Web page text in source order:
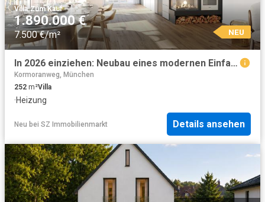
Villa·Zum Kauf
1.890.000 €
7.500 €/m² NEU
In 2026 einziehen: Neubau eines modernen Einfamilienhauses in ruhiger Umgebung!
Kormoranweg, München
252 m²Villa
·Heizung
Neu bei SZ Immobilienmarkt Details ansehen